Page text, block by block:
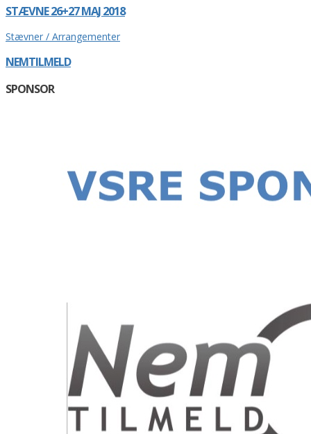
STÆVNE 26+27 MAJ 2018
Stævner / Arrangementer
NEMTILMELD
SPONSOR